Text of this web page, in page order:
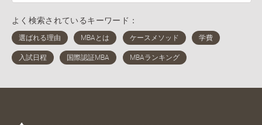
よく検索されているキーワード：